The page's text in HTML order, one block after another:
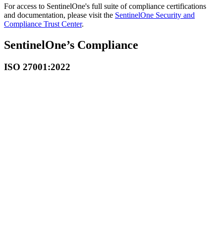
For access to SentinelOne's full suite of compliance certifications
and documentation, please visit the SentinelOne Security and
Compliance Trust Center.
SentinelOne’s Compliance
ISO 27001:2022